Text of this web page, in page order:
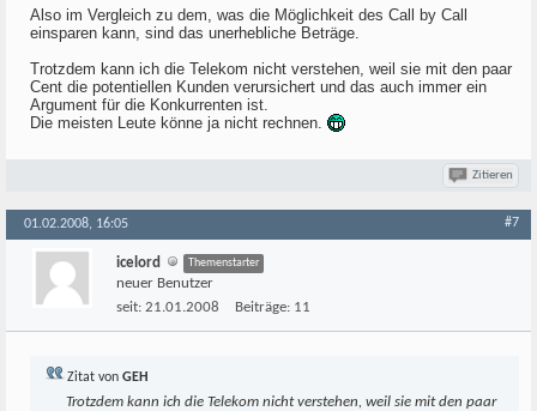
Also im Vergleich zu dem, was die Möglichkeit des Call by Call
einsparen kann, sind das unerhebliche Beträge.
Trotzdem kann ich die Telekom nicht verstehen, weil sie mit den paar
Cent die potentiellen Kunden verursichert und das auch immer ein
Argument für die Konkurrenten ist.
Die meisten Leute könne ja nicht rechnen.
Zitieren
01.02.2008, 16:05 #7
icelord Themenstarter
neuer Benutzer
seit: 21.01.2008 Beiträge: 11
Zitat von GEH
Trotzdem kann ich die Telekom nicht verstehen, weil sie mit den paar